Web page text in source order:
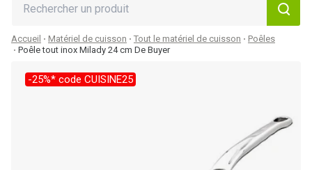
Accueil Matériel de cuisson Tout le matériel de cuisson
Poêles
Poêle tout inox Milady 24 cm De Buyer
-25%* code CUISINE25